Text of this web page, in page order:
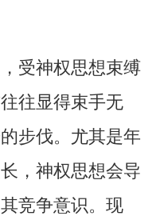
受神权思想束缚
往显得束手无
步伐。尤其是年
，神权思想会导
竞争意识。现